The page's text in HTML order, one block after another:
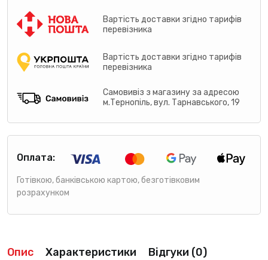
Вартість доставки згідно тарифів
перевізника
Вартість доставки згідно тарифів
перевізника
Самовивіз з магазину за адресою
м.Тернопіль, вул. Тарнавського, 19
Оплата:
Готівкою, банківською картою, безготівковим
розрахунком
Опис Характеристики Відгуки (0)